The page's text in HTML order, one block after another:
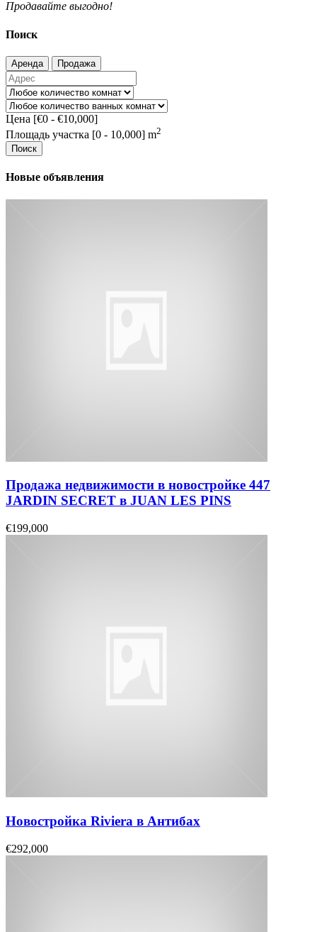
Продавайте выгодно!
Поиск
Аренда Продажа
Цена [€0 - €10,000]
Площадь участка [0 - 10,000] m2
Поиск
Новые объявления
Продажа недвижимости в новостройке 447
JARDIN SECRET в JUAN LES PINS
€199,000
Новостройка Riviera в Антибах
€292,000